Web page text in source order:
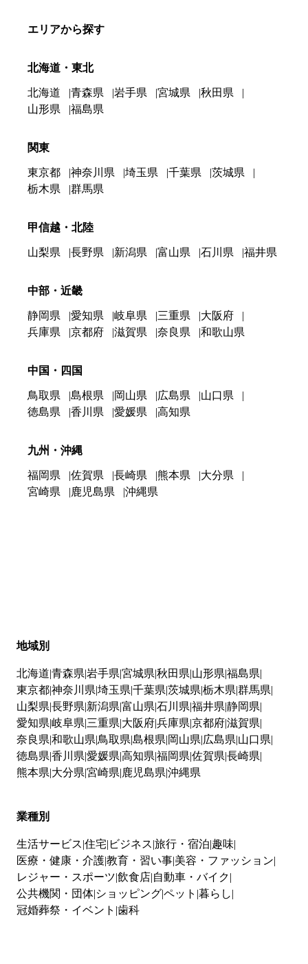
エリアから探す
北海道・東北
北海道 青森県 岩手県 宮城県
秋田県
山形県
福島県
関東
東京都 神奈川県 埼玉県 千葉県
茨城県
栃木県
群馬県
甲信越・北陸
山梨県 長野県 新潟県 富山県 石川県 福井県
中部・近畿
静岡県 愛知県 岐阜県 三重県
大阪府
兵庫県
京都府 滋賀県 奈良県 和歌山県
中国・四国
鳥取県 島根県 岡山県 広島県
山口県
徳島県
香川県 愛媛県 高知県
九州・沖縄
福岡県 佐賀県 長崎県 熊本県
大分県
宮崎県
鹿児島県 沖縄県
地域別
北海道 青森県 岩手県 宮城県 秋田県 山形県 福島県
東京都神奈川県 埼玉県 千葉県 茨城県 栃木県 群馬県
山梨県 長野県 新潟県 富山県 石川県 福井県 静岡県
愛知県 岐阜県 三重県 大阪府兵庫県 京都府滋賀県
奈良県 和歌山県 鳥取県 島根県 岡山県 広島県 山口県
徳島県 香川県 愛媛県 高知県 福岡県 佐賀県 長崎県
熊本県 大分県 宮崎県 鹿児島県 沖縄県
業種別
生活サービス 住宅 ビジネス 旅行・宿泊 趣味
医療・健康・介護教育・習い事 美容・ファッション
レジャー・スポーツ 飲食店 自動車・バイク
公共機関・団体 ショッピングペット 暮らし
冠婚葬祭・イベント 歯科